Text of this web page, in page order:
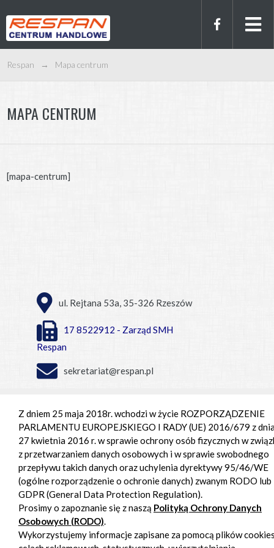
Respan → Mapa centrum
MAPA CENTRUM
[mapa-centrum]
ul. Rejtana 53a, 35-326 Rzeszów
17 8522912 - Zarząd SMH
Respan
sekretariat@respan.pl
Pon. - pt. 9:00 – 18:00,
Sob. 9:00 - 15:00
Z dniem 25 maja 2018r. wchodzi w życie ROZPORZĄDZENIE
PARLAMENTU EUROPEJSKIEGO I RADY (UE) 2016/679 z
27 kwietnia 2016 r. w sprawie ochrony osób fizycznych w
z przetwarzaniem danych osobowych i w sprawie swobodnego
przepływu takich danych oraz uchylenia dyrektywy 95/46/WE
(ogólne rozporządzenie o ochronie danych) zwanym RODO lub
GDPR (General Data Protection Regulation).
Prosimy o zapoznanie się z naszą Polityką Ochrony Danych
Osobowych (RODO).
Wykorzystujemy informacje zapisane za pomocą plików